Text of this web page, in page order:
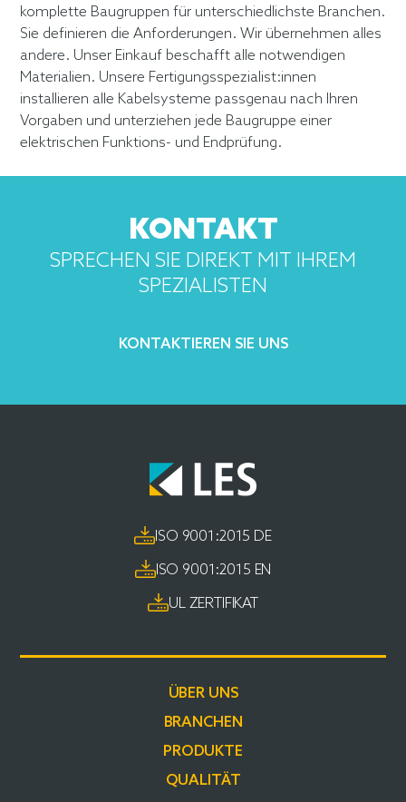
komplette Baugruppen für unterschiedlichste Branchen.
Sie definieren die Anforderungen. Wir übernehmen alles
andere. Unser Einkauf beschafft alle notwendigen
Materialien. Unsere Fertigungsspezialist:innen
installieren alle Kabelsysteme passgenau nach Ihren
Vorgaben und unterziehen jede Baugruppe einer
elektrischen Funktions- und Endprüfung.
KONTAKT
SPRECHEN SIE DIREKT MIT IHREM
SPEZIALISTEN
KONTAKTIEREN SIE UNS
ISO 9001:2015 DE
ISO 9001:2015 EN
UL ZERTIFIKAT
ÜBER UNS
BRANCHEN
PRODUKTE
QUALITÄT